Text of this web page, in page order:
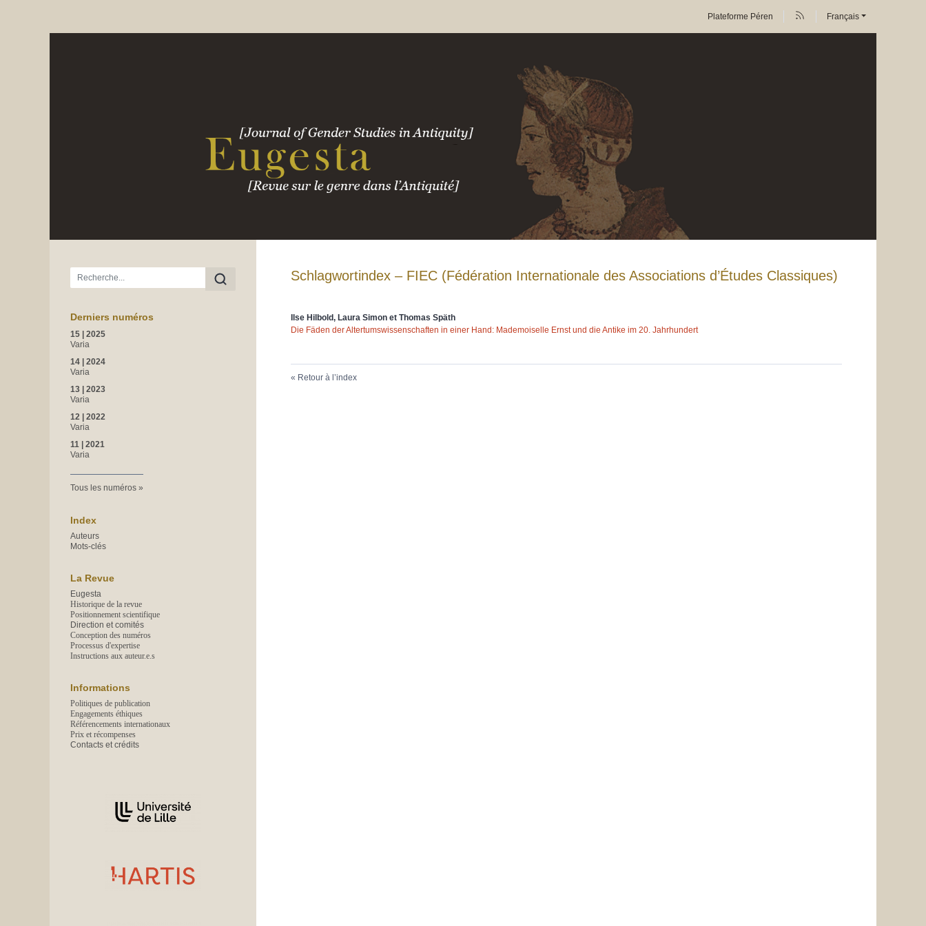
Plateforme Péren Français
Menu principal
Derniers numéros
15 | 2025
Varia
14 | 2024
Varia
13 | 2023
Varia
12 | 2022
Varia
11 | 2021
Varia
Tous les numéros
Index
Auteurs
Mots-clés
La Revue
Eugesta
Historique de la revue
Positionnement scientifique
Direction et comités
Conception des numéros
Processus d'expertise
Instructions aux auteur.e.s
Informations
Politiques de publication
Engagements éthiques
Référencements internationaux
Prix et récompenses
Contacts et crédits
Schlagwortindex – FIEC (Fédération Internationale des Associations d’Études Classiques)
Ilse Hilbold, Laura Simon et Thomas Späth
Die Fäden der Altertumswissenschaften in einer Hand: Mademoiselle Ernst und die Antike im 20. Jahrhundert
Retour à l’index